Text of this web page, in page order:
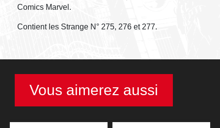
Comics Marvel.
Contient les Strange N° 275, 276 et 277.
Vous aimerez aussi